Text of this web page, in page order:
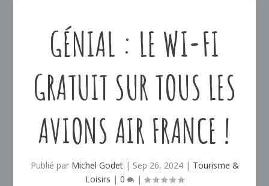
GÉNIAL : LE WI-FI
GRATUIT SUR TOUS LES
AVIONS AIR FRANCE !
Publié par Michel Godet| Sep 26, 2024| Tourisme &
Loisirs | 0 |